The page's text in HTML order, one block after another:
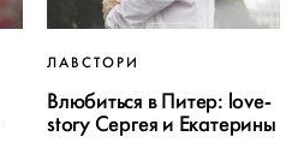
ЛАВСТОРИ
Влюбиться в Питер: love-
story Сергея и Екатерины